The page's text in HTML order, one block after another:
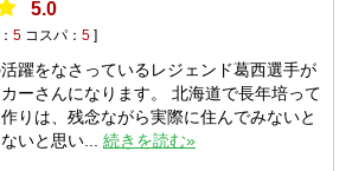
5.0
5 コスパ： 5 ]
躍をなさっているレジェンド葛西選手が
ーさんになります。 北海道で長年培って
りは、残念ながら実際に住んでみないと
いと思い... 続きを読む»